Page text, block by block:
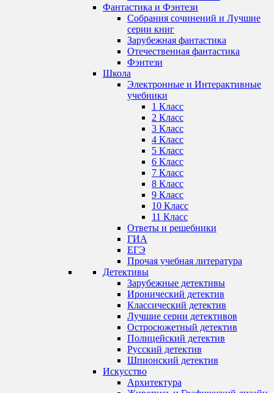
Фантастика и Фэнтези
Собрания сочинений и Лучшие
серии книг
Зарубежная фантастика
Отечественная фантастика
Фэнтези
Школа
Электронные и Интерактивные
учебники
1 Класс
2 Класс
3 Класс
4 Класс
5 Класс
6 Класс
7 Класс
8 Класс
9 Класс
10 Класс
11 Класс
Ответы и решебники
ГИА
ЕГЭ
Прочая учебная литература
Детективы
Зарубежные детективы
Иронический детектив
Классический детектив
Лучшие серии детективов
Остросюжетный детектив
Полицейский детектив
Русский детектив
Шпионский детектив
Искусство
Архитектура